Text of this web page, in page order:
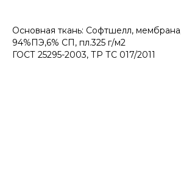
Основная ткань: Софтшелл,
94%ПЭ,6% СП, пл.325 г/м2
ГОСТ 25295-2003, ТР ТС 017/2011